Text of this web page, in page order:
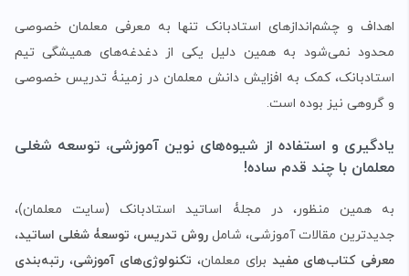
اهداف و چشم‌اندازهای استادبانک تنها به معرفی معلمان خصوصی
محدود نمی‌شود به همین دلیل یکی از دغدغه‌های همیشگی تیم
استادبانک، کمک به افزایش دانش معلمان در زمینۀ تدریس خصوصی
و گروهی نیز بوده است.
یادگیری و استفاده از شیوه‌های نوین آموزشی، توسعه شغلی
معلمان با چند قدم ساده!
به همین منظور، در مجلۀ اساتید استادبانک (سایت معلمان)،
جدیدترین مقالات آموزشی، شامل روش‌ تدریس، توسعۀ شغلی اساتید،
معرفی کتاب‌های مفید برای معلمان، تکنولوژی‌های آموزشی، رتبه‌بندی